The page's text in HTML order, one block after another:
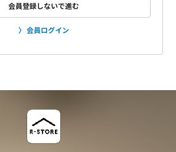
会員登録しないで進む
会員ログイン